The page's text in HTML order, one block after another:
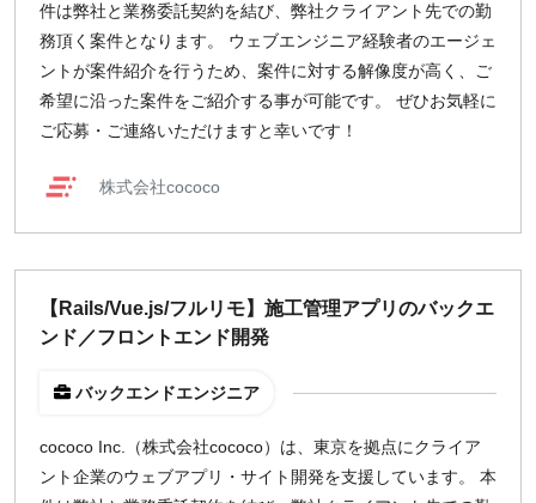
件は弊社と業務委託契約を結び、弊社クライアント先での勤
務頂く案件となります。 ウェブエンジニア経験者のエージェ
ントが案件紹介を行うため、案件に対する解像度が高く、ご
希望に沿った案件をご紹介する事が可能です。 ぜひお気軽に
ご応募・ご連絡いただけますと幸いです！
株式会社cococo
【Rails/Vue.js/フルリモ】施工管理アプリのバックエ
ンド／フロントエンド開発
バックエンドエンジニア
cococo Inc.（株式会社cococo）は、東京を拠点にクライア
ント企業のウェブアプリ・サイト開発を支援しています。 本